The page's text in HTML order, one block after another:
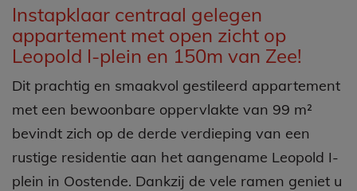
Omschrijving
Instapklaar centraal gelegen
appartement met open zicht op
Leopold I-plein en 150m van Zee!
Dit prachtig en smaakvol gestileerd appartement
met een bewoonbare oppervlakte van 99 m²
bevindt zich op de derde verdieping van een
rustige residentie aan het aangename Leopold I-
plein in Oostende. Dankzij de vele ramen geniet u